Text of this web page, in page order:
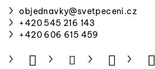
objednavky@svetpeceni.cz
+420 545 216 143
+420 606 615 459